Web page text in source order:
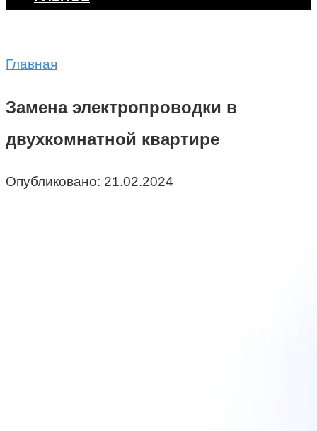
Главная
Замена электропроводки в
двухкомнатной квартире
Опубликовано: 21.02.2024